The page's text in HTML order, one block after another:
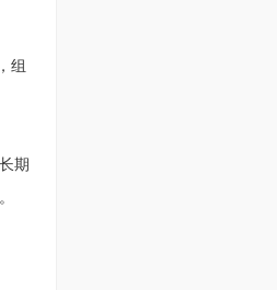
组
期